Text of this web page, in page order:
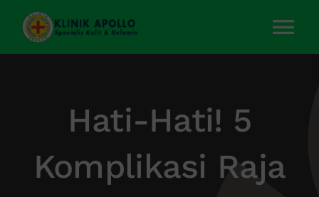
Skip
content
Layanan Kami
Tentang Kami
Hati-Hati! 5
Komplikasi Raja